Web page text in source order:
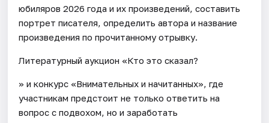
юбиляров 2026 года и их произведений, составить
портрет писателя, определить автора и название
произведения по прочитанному отрывку.
Литературный аукцион «Кто это сказал?
» и конкурс «Внимательных и начитанных», где
участникам предстоит не только ответить на
вопрос с подвохом, но и заработать